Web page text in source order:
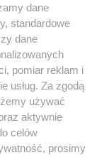
z portali
sięz nami
dane
standardowe
dane
pomiar reklam i
usług. Za zgodą
używać
aktywnie
celów
prosimy